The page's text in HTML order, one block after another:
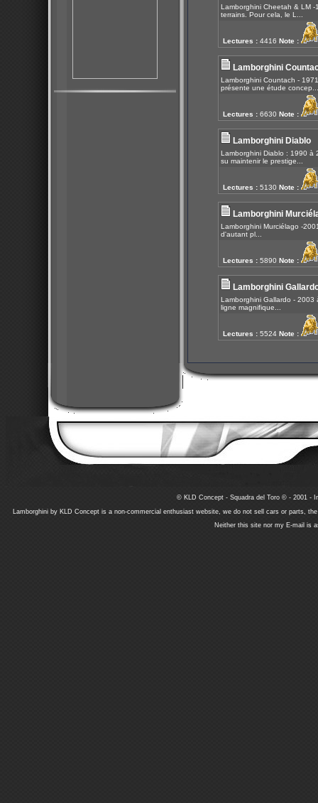
Lamborghini Cheetah & LM
terrains. Pour cela, le L...
Lectures : 4416 Note :
Lamborghini
Lamborghini Countach -
présente une étude concep...
Lectures : 6630 Note :
Lamborghini Diablo
Lamborghini Diablo : 1990 à
su maintenir le prestige...
Lectures : 5130 Note :
Lamborghini
Lamborghini Murciélago -
d'autant pl...
Lectures : 5890 Note :
Lamborghini
Lamborghini Gallardo -
ligne magnifique...
Lectures : 5524 Note :
© KLD Concept - Squadra del Toro © - 2001 -
Lamborghini by KLD Concept is a non-commercial enthusiast website, we do not sell cars or parts,
Neither this site nor my E-mail is